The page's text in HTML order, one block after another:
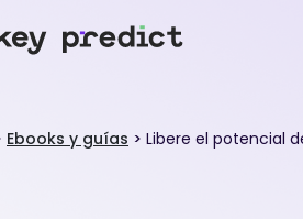
Ebooks y guías > Libere el potencial